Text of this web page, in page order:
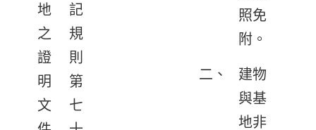
地
之
證
明
文
記
規
則
第
七
照免
附。
二、
建物
與基
地非